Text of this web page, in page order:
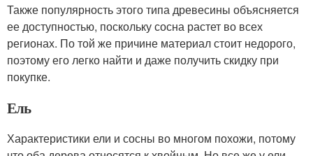
Также популярность этого типа древесины объясняется
ее доступностью, поскольку сосна растет во всех
регионах. По той же причине материал стоит недорого,
поэтому его легко найти и даже получить скидку при
покупке.
Ель
Характеристики ели и сосны во многом похожи, потому